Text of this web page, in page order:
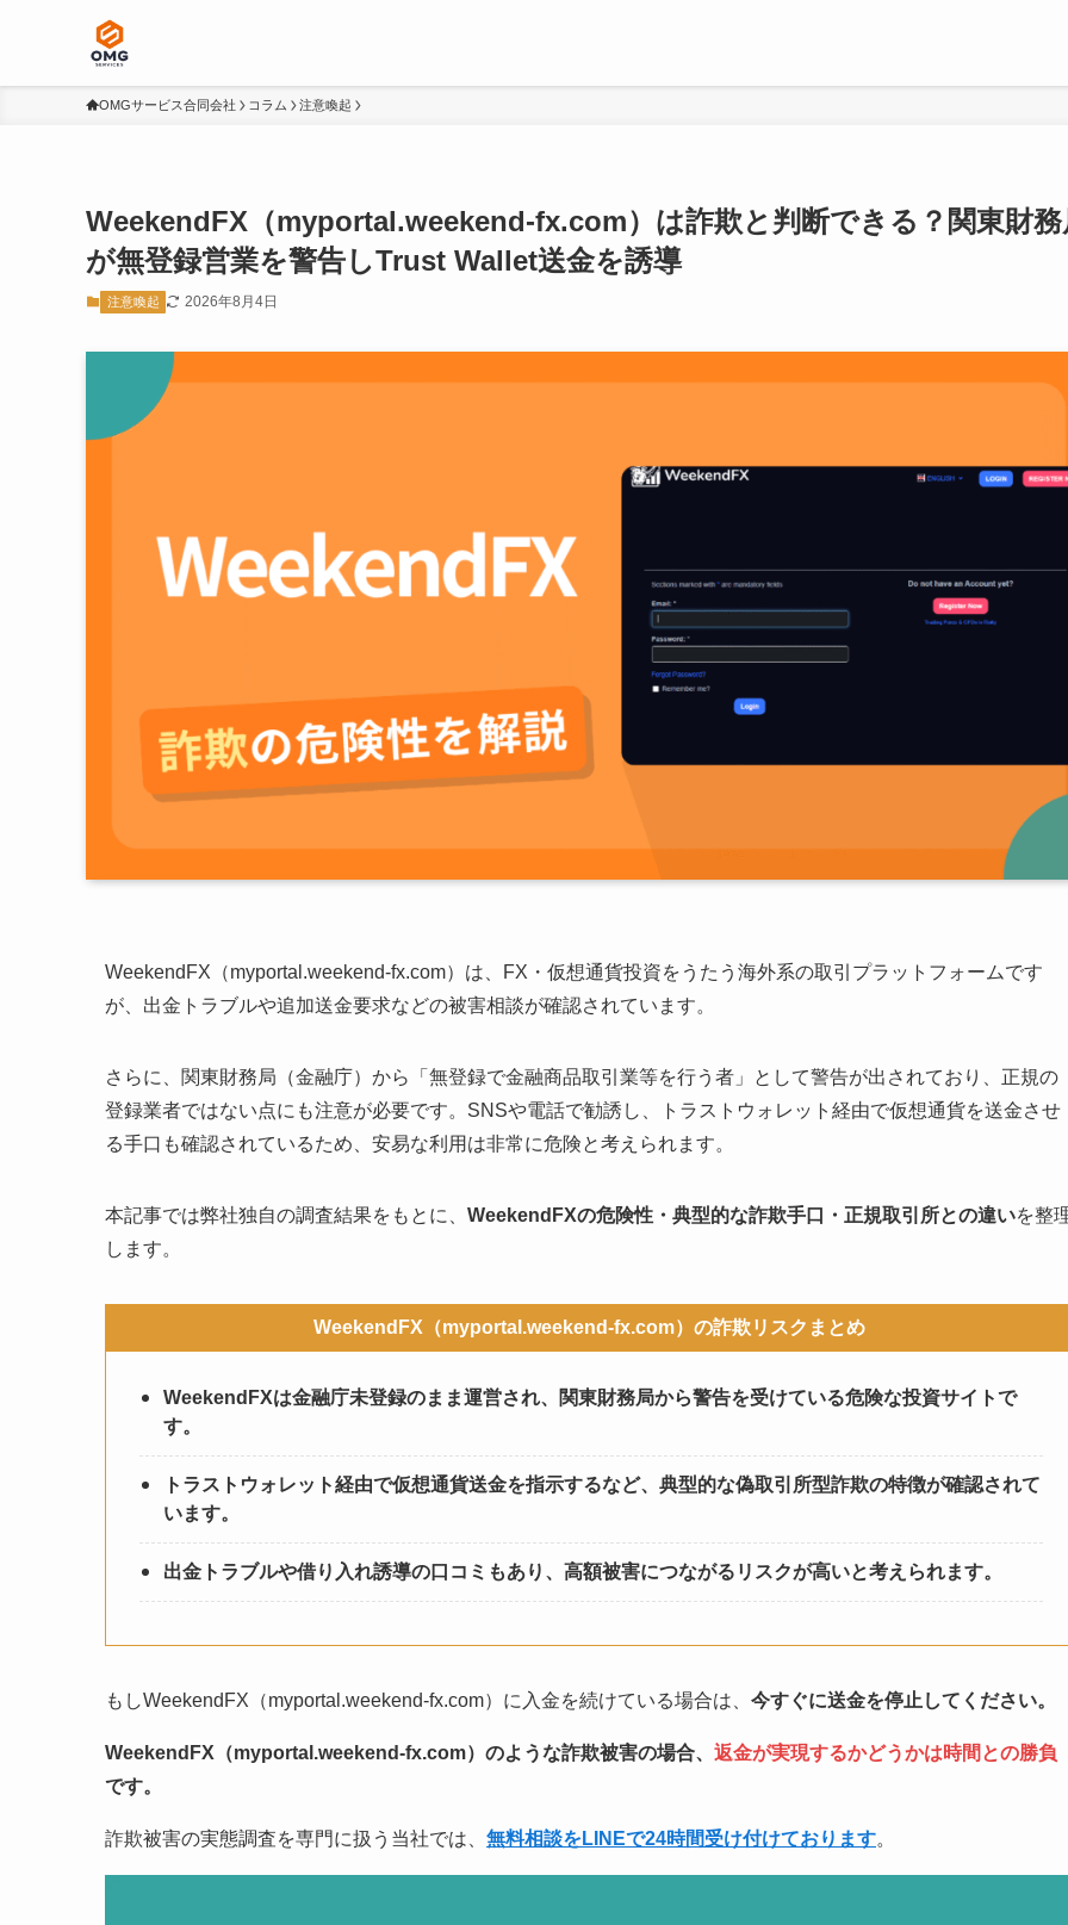
OMGサービス合同会社 コラム 注意喚起
WeekendFX（myportal.weekend-fx.com）は詐欺と判断できる？関東財務
が無登録営業を警告しTrust Wallet送金を誘導
注意喚起 2026年8月4日
WeekendFX（myportal.weekend-fx.com）は、FX・仮想通貨投資をうたう海外系の取引プラットフォームです
が、出金トラブルや追加送金要求などの被害相談が確認されています。
さらに、関東財務局（金融庁）から「無登録で金融商品取引業等を行う者」として警告が出されており、正規の
登録業者ではない点にも注意が必要です。SNSや電話で勧誘し、トラストウォレット経由で仮想通貨を送金させ
る手口も確認されているため、安易な利用は非常に危険と考えられます。
本記事では弊社独自の調査結果をもとに、 WeekendFXの危険性・典型的な詐欺手口・正規取引所との違いを整
します。
WeekendFX（myportal.weekend-fx.com）の詐欺リスクまとめ
WeekendFXは金融庁未登録のまま運営され、関東財務局から警告を受けている危険な投資サイトで
す。
トラストウォレット経由で仮想通貨送金を指示するなど、典型的な偽取引所型詐欺の特徴が確認されて
います。
出金トラブルや借り入れ誘導の口コミもあり、高額被害につながるリスクが高いと考えられます。
もしWeekendFX（myportal.weekend-fx.com）に入金を続けている場合は、 今すぐに送金を停止してください。
WeekendFX（myportal.weekend-fx.com）のような詐欺被害の場合、 返金が実現するかどうかは時間との勝負
です。
詐欺被害の実態調査を専門に扱う当社では、 無料相談をLINEで24時間受け付けております。